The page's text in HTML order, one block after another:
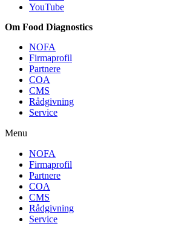
YouTube
Om Food Diagnostics
NOFA
Firmaprofil
Partnere
COA
CMS
Rådgivning
Service
Menu
NOFA
Firmaprofil
Partnere
COA
CMS
Rådgivning
Service